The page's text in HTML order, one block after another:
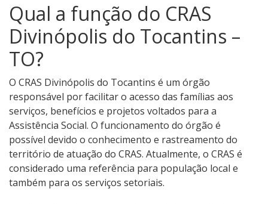
Qual a função do CRAS
Divinópolis do Tocantins –
TO?
O CRAS Divinópolis do Tocantins é um órgão
responsável por facilitar o acesso das famílias aos
serviços, benefícios e projetos voltados para a
Assistência Social. O funcionamento do órgão é
possível devido o conhecimento e rastreamento do
território de atuação do CRAS. Atualmente, o CRAS é
considerado uma referência para população local e
também para os serviços setoriais.